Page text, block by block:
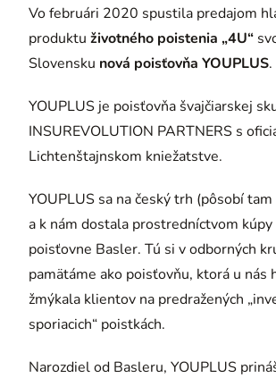
Vo februári 2020 spustila predajom
produktu životného poistenia „4U“
Slovensku nová poisťovňa YOUPLUS.
YOUPLUS je poisťovňa švajčiarskej
INSUREVOLUTION PARTNERS s
Lichtenštajnskom kniežatstve.
YOUPLUS sa na český trh (pôsobí
a k nám dostala prostredníctvom kúpy
poisťovne Basler. Tú si v odborných
pamätáme ako poisťovňu, ktorá u nás
žmýkala klientov na predražených
sporiacich“ poistkách.
Narozdiel od Basleru, YOUPLUS